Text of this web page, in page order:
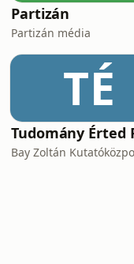
Partizán
Partizán média
TÉ
Bay Zoltán